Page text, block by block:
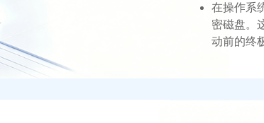
在操作系
密磁盘。
动前的终